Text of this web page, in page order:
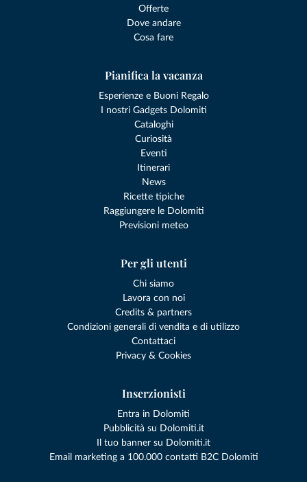
Offerte
Dove andare
Cosa fare
Pianifica la vacanza
Esperienze e Buoni Regalo
I nostri Gadgets Dolomiti
Cataloghi
Curiosità
Eventi
Itinerari
News
Ricette tipiche
Raggiungere le Dolomiti
Previsioni meteo
Per gli utenti
Chi siamo
Lavora con noi
Credits & partners
Condizioni generali di vendita e di utilizzo
Contattaci
Privacy & Cookies
Inserzionisti
Entra in Dolomiti
Pubblicità su Dolomiti.it
Il tuo banner su Dolomiti.it
Email marketing a 100.000 contatti B2C Dolomiti